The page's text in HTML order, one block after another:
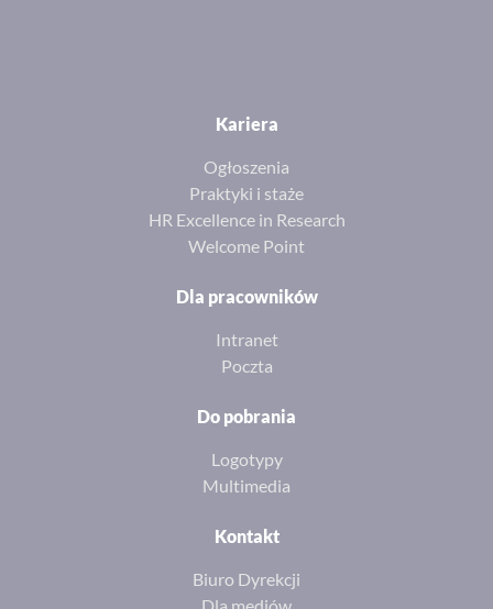
Kariera
Ogłoszenia
Praktyki i staże
HR Excellence in Research
Welcome Point
Dla pracowników
Intranet
Poczta
Do pobrania
Logotypy
Multimedia
Kontakt
Biuro Dyrekcji
Dla mediów